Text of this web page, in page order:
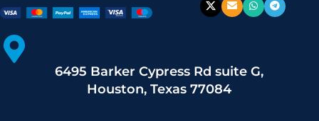
6495 Barker Cypress Rd suite G,
Houston, Texas 77084